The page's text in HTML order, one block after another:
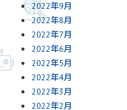
2022年9月
2022年8月
2022年7月
2022年6月
2022年5月
2022年4月
2022年3月
2022年2月